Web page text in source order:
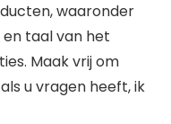
waaronder
taal van het
Maak vrij om
u vragen heeft, ik